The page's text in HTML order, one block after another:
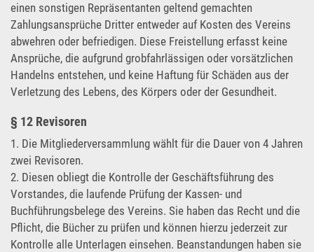
einen sonstigen Repräsentanten geltend gemachten
Zahlungsansprüche Dritter entweder auf Kosten des Vereins
abwehren oder befriedigen. Diese Freistellung erfasst keine
Ansprüche, die aufgrund grobfahrlässigen oder vorsätzlichen
Handelns entstehen, und keine Haftung für Schäden aus der
Verletzung des Lebens, des Körpers oder der Gesundheit.
§ 12 Revisoren
1. Die Mitgliederversammlung wählt für die Dauer von 4 Jahren
zwei Revisoren.
2. Diesen obliegt die Kontrolle der Geschäftsführung des
Vorstandes, die laufende Prüfung der Kassen- und
Buchführungsbelege des Vereins. Sie haben das Recht und die
Pflicht, die Bücher zu prüfen und können hierzu jederzeit zur
Kontrolle alle Unterlagen einsehen. Beanstandungen haben sie